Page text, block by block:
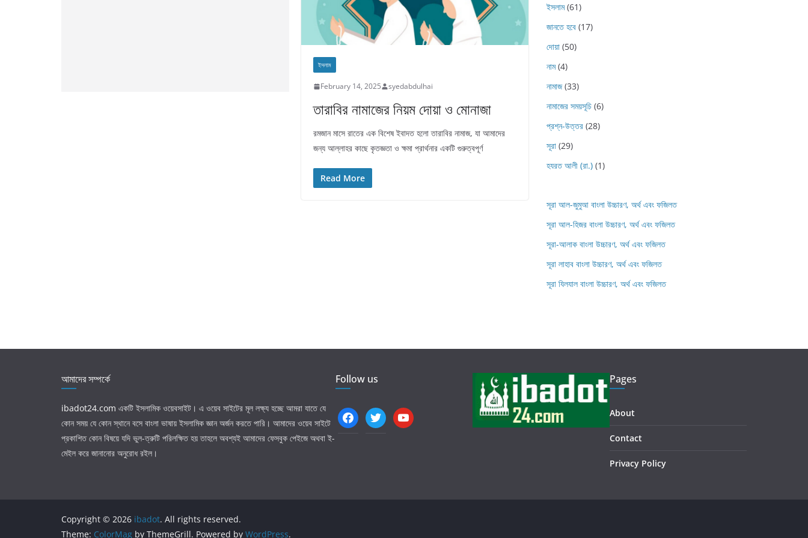
ইসলাম
February 14, 2025 syedabdulhai
তারাবির নামাজের নিয়ম দোয়া ও মোনাজা
রমজান মাসে রাতের এক বিশেষ ইবাদত হলো তারাবির নামাজ, যা আমাদের
জন্য আল্লাহর কাছে কৃতজ্ঞতা ও ক্ষমা প্রার্থনার একটি গুরুত্বপূর্ণ
Read More
ইসলাম(61)
জানতে হবে (17)
দোয়া (50)
নাম(4)
নামাজ(33)
নামাজের সময়সূচি (6)
প্রশ্ন-উত্তর (28)
সূরা (29)
হযরত আলী (রা.) (1)
সূরা আল-জুমুআ বাংলা উচ্চারণ, অর্থ এবং ফজিলত
সূরা আল-হিজর বাংলা উচ্চারণ, অর্থ এবং ফজিলত
সূরা-আলাক বাংলা উচ্চারণ, অর্থ এবং ফজিলত
সূরা লাহাব‌‌‌ বাংলা উচ্চারণ, অর্থ এবং ফজিলত
সূরা যিলযাল বাংলা উচ্চারণ, অর্থ এবং ফজিলত
আমাদের সম্পর্কে
ibadot24.com একটি ইসলামিক ওয়েবসাইট। এ ওয়েব সাইটের মূল লক্ষ্য হচ্ছে আমরা যাতে যে
কোন সময় যে কোন স্থানে বসে বাংলা ভাষায় ইসলামিক জ্ঞান অর্জন করতে পারি। আমাদের ওয়েব সাইটে
প্রকাশিত কোন বিষয়ে যদি ভুল-ত্রুটি পরিলক্ষিত হয় তাহলে অবশ্যই আমাদের ফেসবুক পেইজে অথবা ই-
মেইল করে জানানোর অনুরোধ রইল।
Follow us
facebooktwitter youtube
Pages
About
Contact
Privacy Policy
Copyright © 2026 ibadot. All rights reserved.
Theme: ColorMag by ThemeGrill. Powered by WordPress.